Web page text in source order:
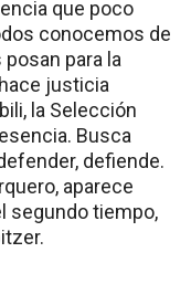
que poco
conocemos de
para la
justicia
la Selección
Busca
defiende.
aparece
segundo tiempo,